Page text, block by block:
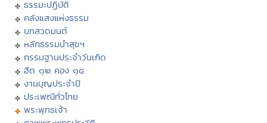
ธรรมะปฏิบัติ
คลังแสงแห่งธรรม
บทสวดมนต์
หลักธรรมนำสุขฯ
กรรมฐานประจำวันเกิด
ฮีต ๑๒ คอง ๑๔
งานบุญประจำปี
ประเพณีทั่วไทย
พระพุทธเจ้า